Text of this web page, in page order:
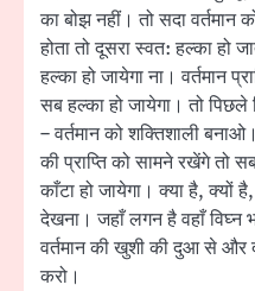
का बोझ नहीं। तो सदा वर्तमान
होता तो दूसरा स्वत: हल्का हो
हल्का हो जायेगा ना। वर्तमान
सब हल्का हो जायेगा। तो
– वर्तमान को शक्तिशाली
की प्राप्ति को सामने रखेंगे तो
काँटा हो जायेगा। क्या है, क्यों
देखना। जहाँ लगन है वहाँ विघ्न
वर्तमान की खुशी की दुआ से और
करो।